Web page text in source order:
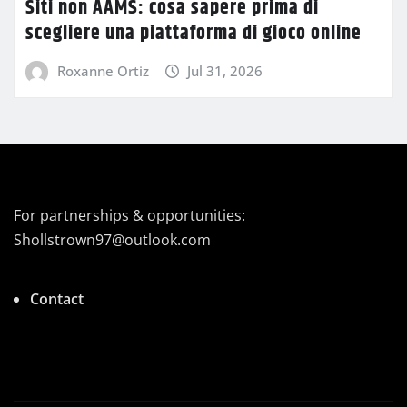
Siti non AAMS: cosa sapere prima di
scegliere una piattaforma di gioco online
Roxanne Ortiz Jul 31, 2026
For partnerships & opportunities:
Shollstrown97@outlook.com
Contact